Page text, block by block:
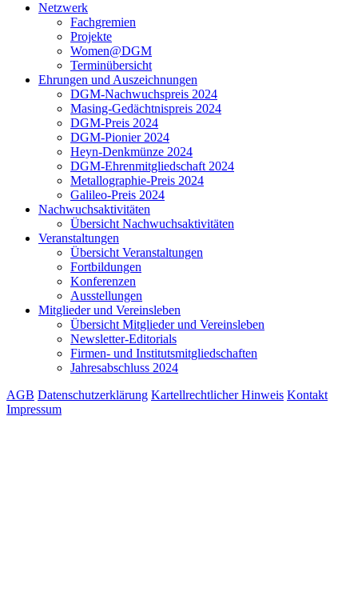
Netzwerk
Fachgremien
Projekte
Women@DGM
Terminübersicht
Ehrungen und Auszeichnungen
DGM-Nachwuchspreis 2024
Masing-Gedächtnispreis 2024
DGM-Preis 2024
DGM-Pionier 2024
Heyn-Denkmünze 2024
DGM-Ehrenmitgliedschaft 2024
Metallographie-Preis 2024
Galileo-Preis 2024
Nachwuchsaktivitäten
Übersicht Nachwuchsaktivitäten
Veranstaltungen
Übersicht Veranstaltungen
Fortbildungen
Konferenzen
Ausstellungen
Mitglieder und Vereinsleben
Übersicht Mitglieder und Vereinsleben
Newsletter-Editorials
Firmen- und Institutsmitgliedschaften
Jahresabschluss 2024
AGB Datenschutzerklärung Kartellrechtlicher Hinweis Kontakt
Impressum